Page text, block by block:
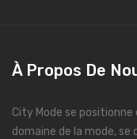
À Propos De
City Mode se
domaine de la mode,